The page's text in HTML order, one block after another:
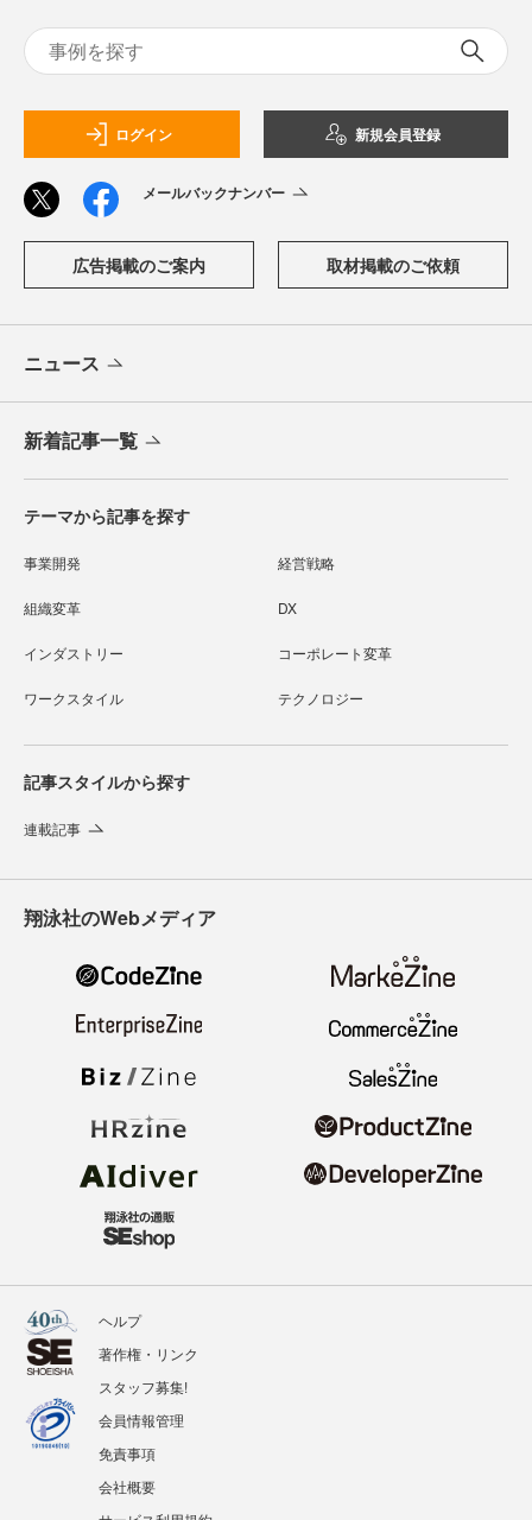
ログイン 新規会員登録
メールバックナンバー
広告掲載のご案内 取材掲載のご依頼
ニュース
新着記事一覧
テーマから記事を探す
事業開発 経営戦略
組織変革 DX
インダストリー コーポレート変革
ワークスタイル テクノロジー
記事スタイルから探す
連載記事
翔泳社のWebメディア
ヘルプ
著作権・リンク
スタッフ募集!
会員情報管理
免責事項
会社概要